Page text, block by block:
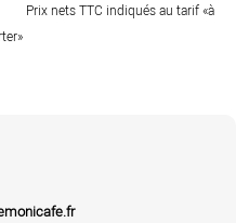
au tarif «à